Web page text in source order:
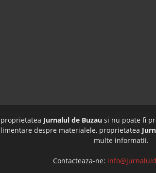
Jurnalul de Buzau si nu poate fi
despre materialele, proprietatea
multe informatii.
Contacteaza-ne: